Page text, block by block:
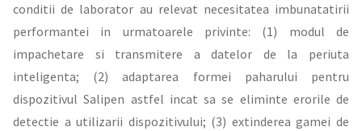
conditii de laborator au relevat necesitatea imbunatatirii
performantei in urmatoarele privinte: (1) modul de
impachetare si transmitere a datelor de la periuta
inteligenta; (2) adaptarea formei paharului pentru
dispozitivul Salipen astfel incat sa se eliminte erorile de
detectie a utilizarii dispozitivului; (3) extinderea gamei de